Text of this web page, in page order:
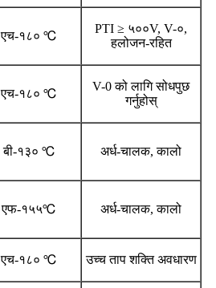
एच-१८० ℃
PTI ≥ ५००V, V-०,
हलोजन-रहित
एच-१८० ℃
V-0 को लागि सोधपुछ
गर्नुहोस्
बी-१३० ℃ अर्ध-चालक, कालो
एफ-१५५℃ अर्ध-चालक, कालो
एच-१८० ℃ उच्च ताप शक्ति अवधारण